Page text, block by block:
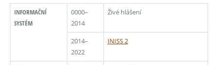
INFORMAČNÍ
SYSTÉM
0000–
2014
Živé hlášení
2014–
2022
INISS 2